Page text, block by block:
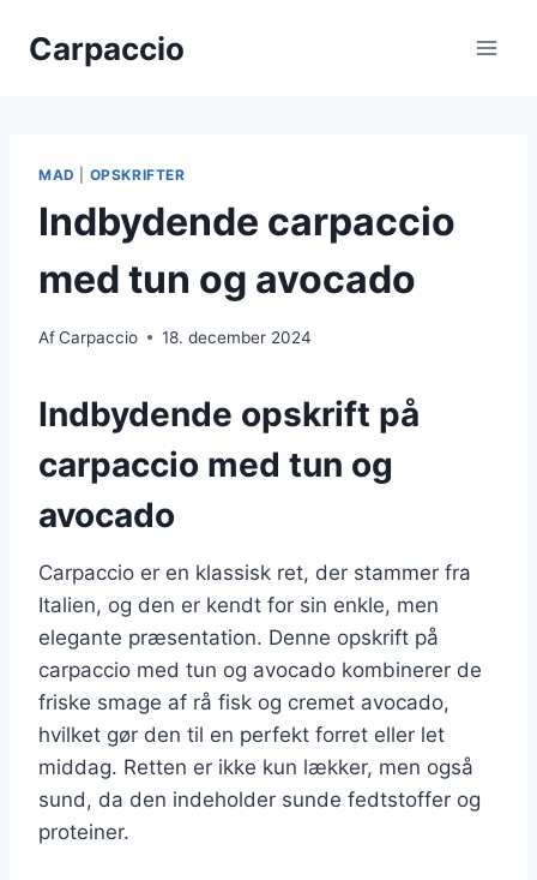
Carpaccio
MAD OPSKRIFTER
Indbydende carpaccio
med tun og avocado
AfCarpaccio 18. december 2024
Indbydende opskrift på
carpaccio med tun og
avocado
Carpaccio er en klassisk ret, der stammer fra
Italien, og den er kendt for sin enkle, men
elegante præsentation. Denne opskrift på
carpaccio med tun og avocado kombinerer de
friske smage af rå fisk og cremet avocado,
hvilket gør den til en perfekt forret eller let
middag. Retten er ikke kun lækker, men også
sund, da den indeholder sunde fedtstoffer og
proteiner.